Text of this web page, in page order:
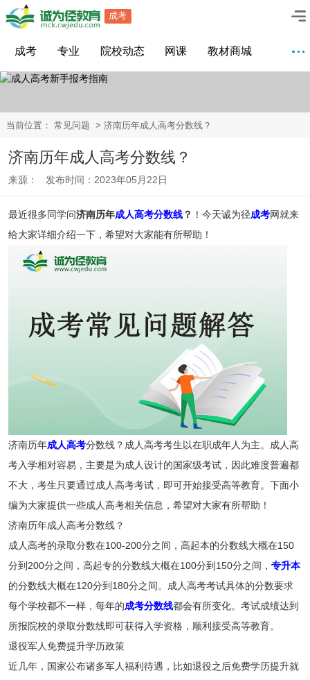
成考
成考 专业 院校动态 网课 教材商城
当前位置： 常见问题 > 济南历年成人高考分数线？
济南历年成人高考分数线？
来源： 发布时间：2023年05月22日
最近很多同学问济南历年成人高考分数线？ ！今天诚为径成考网就来
给大家详细介绍一下，希望对大家能有所帮助！
济南历年成人高考分数线？成人高考考生以在职成年人为主。成人高
考入学相对容易，主要是为成人设计的国家级考试，因此难度普遍都
不大，考生只要通过成人高考考试，即可开始接受高等教育。下面小
编为大家提供一些成人高考相关信息，希望对大家有所帮助！
济南历年成人高考分数线？
成人高考的录取分数在100-200分之间，高起本的分数线大概在150
分到200分之间，高起专的分数线大概在100分到150分之间， 专升本
的分数线大概在120分到180分之间。成人高考考试具体的分数要求
每个学校都不一样，每年的成考分数线都会有所变化。考试成绩达到
所报院校的录取分数线即可获得入学资格，顺利接受高等教育。
退役军人免费提升学历政策
近几年，国家公布诸多军人福利待遇，比如退役之后免费学历提升就